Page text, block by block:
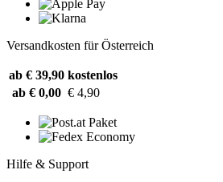
Versandkosten für Österreich
ab € 39,90 kostenlos
ab € 0,00 € 4,90
Hilfe & Support